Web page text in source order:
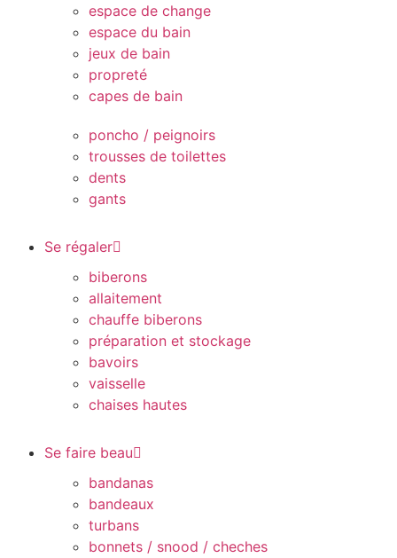
espace de change
espace du bain
jeux de bain
propreté
capes de bain
poncho / peignoirs
trousses de toilettes
dents
gants
Se régaler
biberons
allaitement
chauffe biberons
préparation et stockage
bavoirs
vaisselle
chaises hautes
Se faire beau
bandanas
bandeaux
turbans
bonnets / snood / cheches